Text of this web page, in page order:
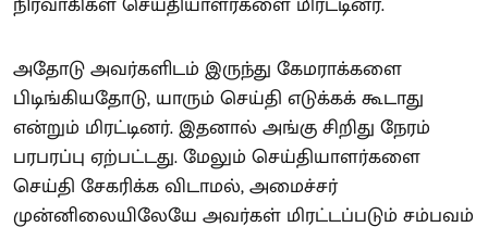
அதோடு அவர்களிடம் இருந்து கேமராக்களை
பிடிங்கியதோடு, யாரும் செய்தி எடுக்கக் கூடாது
என்றும் மிரட்டினர். இதனால் அங்கு சிறிது நேரம்
பரபரப்பு ஏற்பட்டது. மேலும் செய்தியாளர்களை
செய்தி சேகரிக்க விடாமல், அமைச்சர்
முன்னிலையிலேயே அவர்கள் மிரட்டப்படும் சம்பவம்